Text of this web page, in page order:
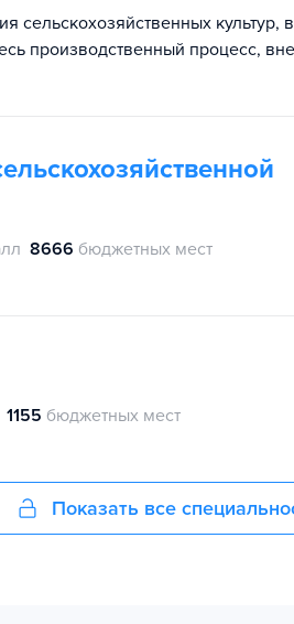
сельскохозяйственных культур,
производственный процесс,
8666 бюджетных мест
1155 бюджетных мест
Показать все